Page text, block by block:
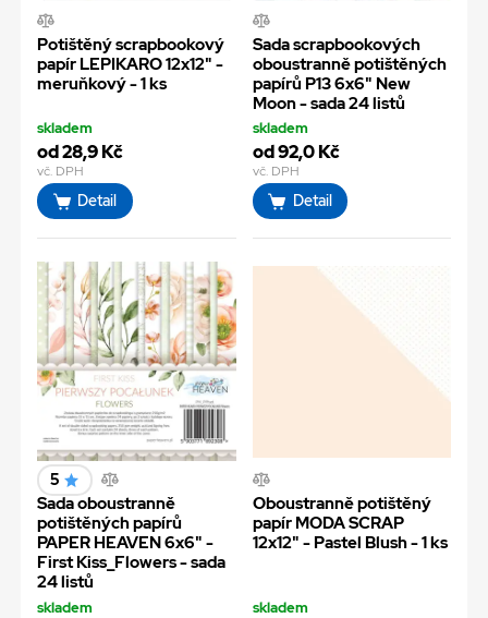
Potištěný scrapbookový
papír LEPIKARO 12x12" -
meruňkový - 1 ks
skladem
od 28,9 Kč
vč. DPH
Detail
Sada scrapbookových
oboustranně potištěných
papírů P13 6x6" New
Moon - sada 24 listů
skladem
od 92,0 Kč
vč. DPH
Detail
5
Sada oboustranně
potištěných papírů
PAPER HEAVEN 6x6" -
First Kiss_Flowers - sada
24 listů
skladem
Oboustranně potištěný
papír MODA SCRAP
12x12" - Pastel Blush - 1 ks
skladem